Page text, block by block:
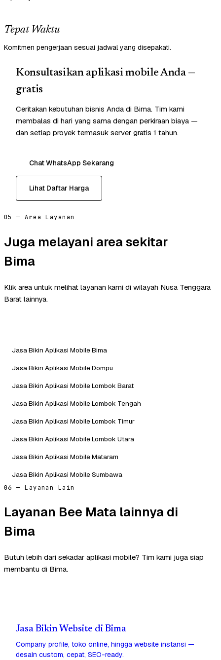
Tepat Waktu
Komitmen pengerjaan sesuai jadwal yang disepakati.
Konsultasikan aplikasi mobile Anda —
gratis
Ceritakan kebutuhan bisnis Anda di Bima. Tim kami
membalas di hari yang sama dengan perkiraan biaya —
dan setiap proyek termasuk server gratis 1 tahun.
Chat WhatsApp Sekarang
Lihat Daftar Harga
05 — Area Layanan
Juga melayani area sekitar
Bima
Klik area untuk melihat layanan kami di wilayah Nusa Tenggara
Barat lainnya.
Jasa Bikin Aplikasi Mobile Bima
Jasa Bikin Aplikasi Mobile Dompu
Jasa Bikin Aplikasi Mobile Lombok Barat
Jasa Bikin Aplikasi Mobile Lombok Tengah
Jasa Bikin Aplikasi Mobile Lombok Timur
Jasa Bikin Aplikasi Mobile Lombok Utara
Jasa Bikin Aplikasi Mobile Mataram
Jasa Bikin Aplikasi Mobile Sumbawa
06 — Layanan Lain
Layanan Bee Mata lainnya di
Bima
Butuh lebih dari sekadar aplikasi mobile? Tim kami juga siap
membantu di Bima.
Jasa Bikin Website di Bima
Company profile, toko online, hingga website instansi —
desain custom, cepat, SEO-ready.